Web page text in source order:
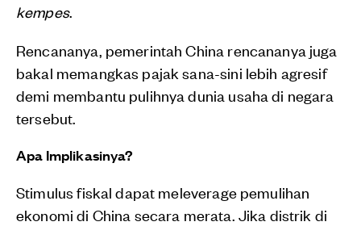
kempes.
Rencananya, pemerintah China rencananya juga
bakal memangkas pajak sana-sini lebih agresif
demi membantu pulihnya dunia usaha di negara
tersebut.
Apa Implikasinya?
Stimulus fiskal dapat meleverage pemulihan
ekonomi di China secara merata. Jika distrik di